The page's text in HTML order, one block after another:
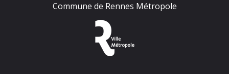
Commune de Rennes Métropole